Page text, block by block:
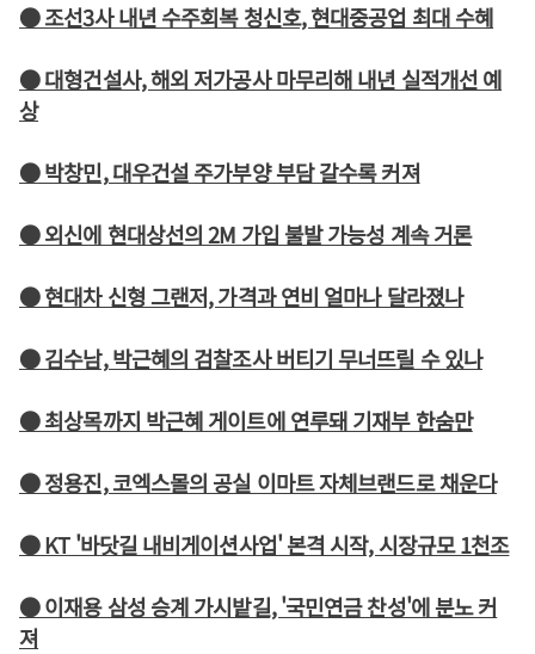
● 조선3사 내년 수주회복 청신호, 현대중공업 최대 수혜
● 대형건설사, 해외 저가공사 마무리해 내년 실적개선 예
상
● 박창민, 대우건설 주가부양 부담 갈수록 커져
● 외신에 현대상선의 2M 가입 불발 가능성 계속 거론
● 현대차 신형 그랜저, 가격과 연비 얼마나 달라졌나
● 김수남, 박근혜의 검찰조사 버티기 무너뜨릴 수 있나
● 최상목까지 박근혜 게이트에 연루돼 기재부 한숨만
● 정용진, 코엑스몰의 공실 이마트 자체브랜드로 채운다
● KT '바닷길 내비게이션사업' 본격 시작, 시장규모 1천조
● 이재용 삼성 승계 가시밭길, '국민연금 찬성'에 분노 커
져